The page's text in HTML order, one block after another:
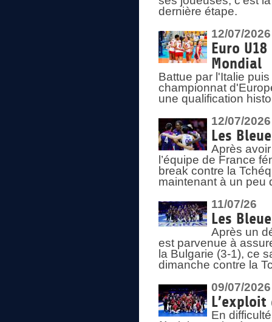
dernière étape.
12/07/2026
Euro
Mondial
Battue par l'Italie
championnat
une qualification
12/07/2026
Les
Après
l’équipe de France
break contre la
maintenant à un peu
11/07/26
Les
Après un
est parvenue à
la Bulgarie (3-1), ce
dimanche contre la
09/07/2026
En